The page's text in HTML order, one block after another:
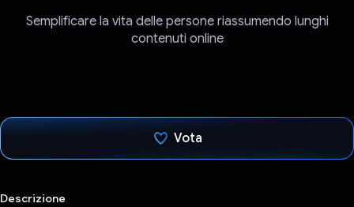
Semplificare la vita delle persone riassumendo lunghi
contenuti online
Vota
Descrizione